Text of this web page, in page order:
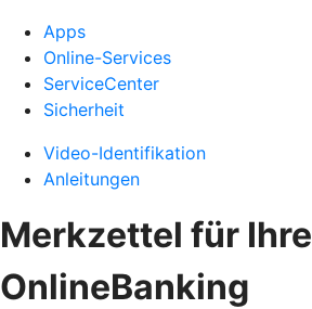
Apps
Online-Services
ServiceCenter
Sicherheit
Video-Identifikation
Anleitungen
Merkzettel für Ihre
OnlineBanking